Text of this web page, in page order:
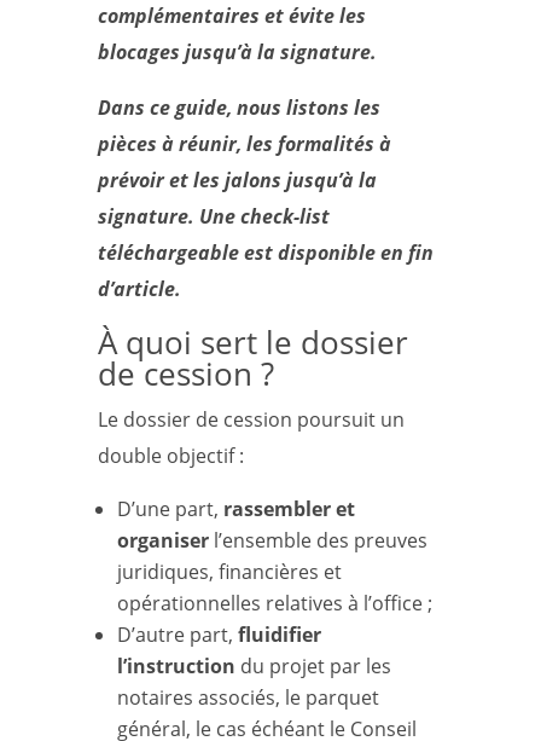
complémentaires et évite les
blocages jusqu’à la signature.
Dans ce guide, nous listons les
pièces à réunir, les formalités à
prévoir et les jalons jusqu’à la
signature. Une check-list
téléchargeable est disponible en fin
d’article.
À quoi sert le dossier
de cession ?
Le dossier de cession poursuit un
double objectif :
D’une part, rassembler et
organiserl’ensemble des preuves
juridiques, financières et
opérationnelles relatives à l’office ;
D’autre part, fluidifier
l’instruction du projet par les
notaires associés, le parquet
général, le cas échéant le Conseil